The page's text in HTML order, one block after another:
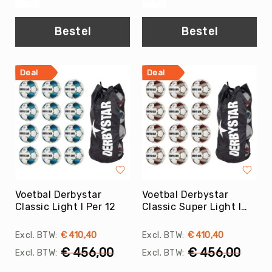
Yoga
Bolsters
Yoga
Meditatiekussens
Yoga
Pakketten
Yogamat
reiniging
Zaalvoetbal
Zeskamp
BALLEN
Sportballen
Bestel Bestel
Deal
Voetbal Derbystar
Classic Light I Per 12
€ 410,40
€ 456,00
Deal
Voetbal Derbystar
Classic Super Light I
€ 410,40
€ 456,00